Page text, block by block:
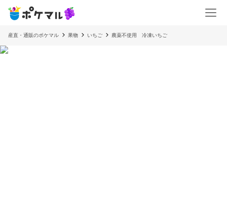
産直・通販のポケマル 果物 いちご 農薬不使用 冷凍いちご